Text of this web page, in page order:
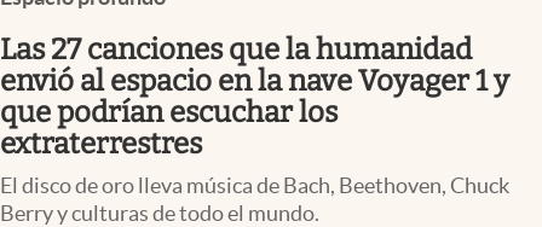
Las 27 canciones que la humanidad
envió al espacio en la nave Voyager 1 y
que podrían escuchar los
extraterrestres
El disco de oro lleva música de Bach, Beethoven, Chuck
Berry y culturas de todo el mundo.